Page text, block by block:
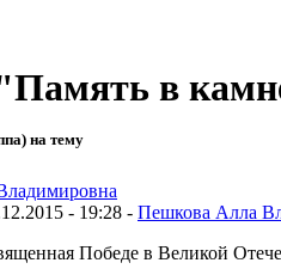
в
на тему
- 19:28 - Пешкова Алла
Победе в Великой